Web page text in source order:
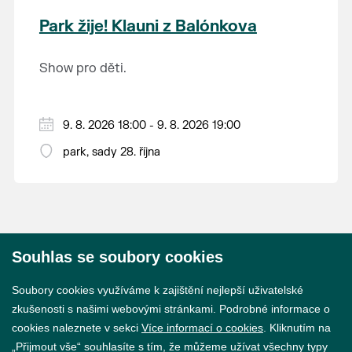
krajina na světě, která je zapsána na Seznam
světového přírodního a kulturního dědictví
Park žije! Klauni z Balónkova
Show pro děti.
9. 8. 2026 18:00 - 9. 8. 2026 19:00
park, sady 28. října
Souhlas se soubory cookies
Soubory cookies využíváme k zajištění nejlepší uživatelské
zkušenosti s našimi webovými stránkami. Podrobné informace o
cookies naleznete v sekci Více informací o cookies . Kliknutím na
„Přijmout vše“ souhlasíte s tím, že můžeme užívat všechny typy